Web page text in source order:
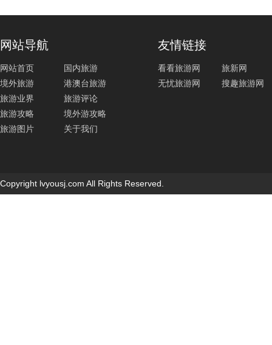
网站导航
网站首页
国内旅游
境外旅游
港澳台旅游
旅游业界
旅游评论
旅游攻略
境外游攻略
旅游图片
关于我们
友情链接
看看旅游网
旅新网
无忧旅游网
搜趣旅游网
Copyright lvyousj.com All Rights Reserved.